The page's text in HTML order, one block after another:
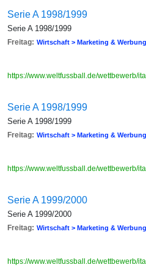
Serie A 1998/1999
Serie A 1998/1999
Freitag: Wirtschaft > Marketing &
https://www.weltfussball.de/wettbewerb/
Serie A 1998/1999
Serie A 1998/1999
Freitag: Wirtschaft > Marketing &
https://www.weltfussball.de/wettbewerb/
Serie A 1999/2000
Serie A 1999/2000
Freitag: Wirtschaft > Marketing &
https://www.weltfussball.de/wettbewerb/